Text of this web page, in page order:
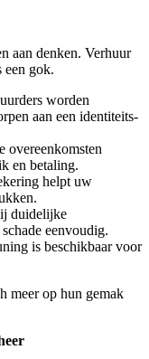
aan denken. Verhuur
een gok.
worden
aan een identiteits-
overeenkomsten
en betaling.
helpt uw
duidelijke
eenvoudig.
is beschikbaar voor
meer op hun gemak